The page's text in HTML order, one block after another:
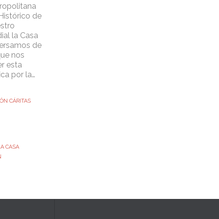
de
la Casa
de
nos
esta
por la…
CÁRITAS
CASA